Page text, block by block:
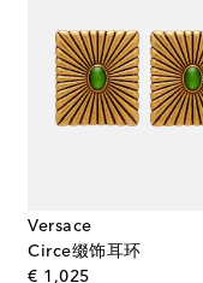
Versace
Circe缀饰耳环
€ 1,025original price